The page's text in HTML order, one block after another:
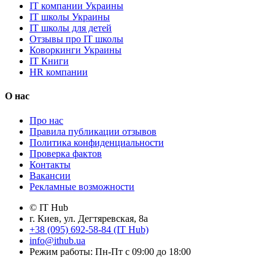
IT компании Украины
IT школы Украины
IT школы для детей
Отзывы про IT школы
Коворкинги Украины
IT Книги
HR компании
О нас
Про нас
Правила публикации отзывов
Политика конфиденциальности
Проверка фактов
Контакты
Вакансии
Рекламные возможности
© IT Hub
г. Киев, ул. Дегтяревская, 8а
+38 (095) 692-58-84 (IT Hub)
info@ithub.ua
Режим работы: Пн-Пт с 09:00 до 18:00